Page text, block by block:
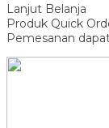
Lanjut Belanja
Produk Quick
Pemesanan